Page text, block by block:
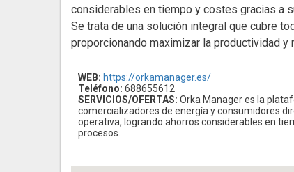
considerables en tiempo y costes gracias a
Se trata de una solución integral que cubre
proporcionando maximizar la productividad
WEB: https://orkamanager.es/
Teléfono: 688655612
SERVICIOS/OFERTAS: Orka Manager es la
comercializadores de energía y consumidores
operativa, logrando ahorros considerables en
procesos.